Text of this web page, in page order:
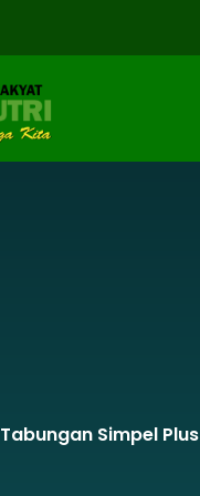
Tabungan Simpel Plus